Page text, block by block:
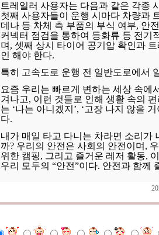
트레일러 사용자는 다음과 같은 각종
첫째 사용자들이 운행 시마다 차량과
데나 등 차체 측 부품의 부식 여부, 안
커넥터 점검을 통하여 등화류 등 전기
며, 셋째 상시 타이어 공기압 확인과
인 해야 한다.
특히 고속도로 운행 전 일반도로에서
요즘 우리는 빠르게 변하는 세상 속에
겨나고, 이런 것들로 인해 생활 속의
는 ‘나는 아니겠지’, ‘고장 나지 않을
다.
내가 매일 타고 다니는 차라면 소리가
까? 우리의 안전은 사회의 안전이며,
위한 캠핑, 그리고 즐거운 레저 활동,
우리 모두의 “안전”이다. 안전과 함께